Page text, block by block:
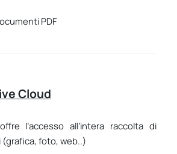
PDF
Cloud
l’accesso all’intera raccolta di
foto, web..)